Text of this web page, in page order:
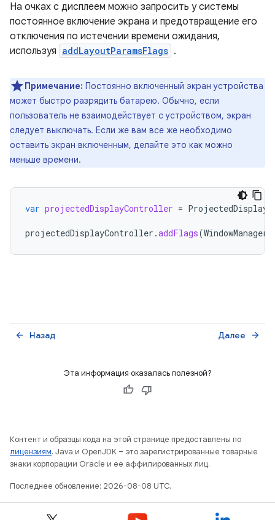
На очках с дисплеем можно запросить у системы
постоянное включение экрана и предотвращение его
отключения по истечении времени ожидания,
используя addLayoutParamsFlags .
Примечание: Постоянно включенный экран устройства
может быстро разрядить батарею. Обычно, если
пользователь не взаимодействует с устройством, экран
следует выключать. Если же вам все же необходимо
оставить экран включенным, делайте это как можно
меньше времени.
var projectedDisplayController =
projectedDisplayController .addFlags(WindowManager
Назад
arrow_back Далее arrow_forward
Эта информация оказалась полезной?
Контент и образцы кода на этой странице предоставлены по
лицензиям. Java и OpenJDK – это зарегистрированные товарные
знаки корпорации Oracle и ее аффилированных лиц.
Последнее обновление: 2026-08-08 UTC.